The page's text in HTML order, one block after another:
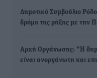
Δημοτικό Συμβούλιο
δρόμο της ρήξης με την
Αρχή Οργάνωσης: "Η
είναι ανοργάνωτη και